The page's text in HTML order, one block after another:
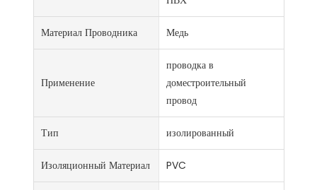
Материал Проводника Медь
Применение
проводка в
доместроительный
провод
Тип изолированный
Изоляционный Материал PVC